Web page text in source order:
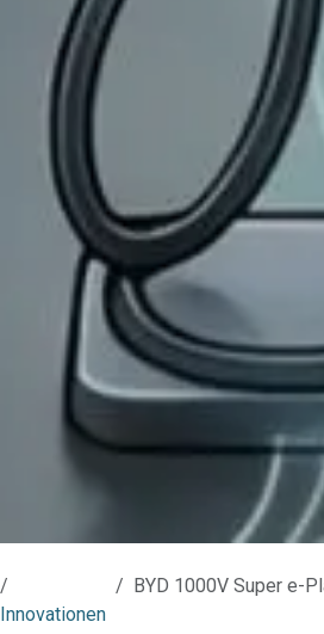
Innovationen
BYD 1000V Super e-Platform,